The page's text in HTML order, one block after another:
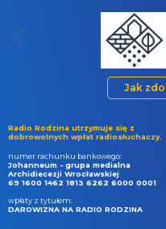
Jak
Radio Rodzina utrzymuje się z
dobrowolnych wpłat radiosłuchaczy.
numer rachunku bankowego:
Johanneum - grupa medialna
Archidiecezji Wrocławskiej
69 1600 1462 1813 6262 6000 0001
wpłaty z tytułem:
DAROWIZNA NA RADIO RODZINA